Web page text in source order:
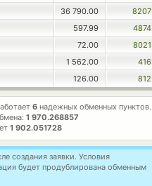
36 790.00
8207
597.99
4874
72.00
8021
1 562.00
416
126.00 812
6 надежных обменных пунктов.
1 970.268857
1 902.051728
создания заявки. Условия
будет продублирована обменным